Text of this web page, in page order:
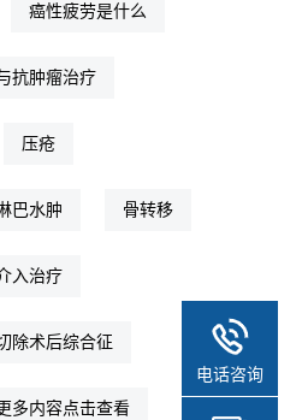
癌性疲劳是什么
抗肿瘤治疗
压疮
巴水肿 骨转移
入治疗
除术后综合征
多内容点击查看
电话咨询